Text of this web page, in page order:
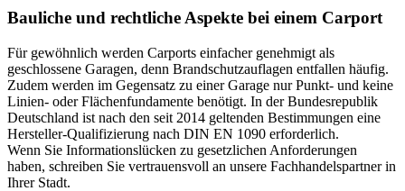
Bauliche und rechtliche Aspekte bei einem Carport
Für gewöhnlich werden Carports einfacher genehmigt als
geschlossene Garagen, denn Brandschutzauflagen entfallen häufig.
Zudem werden im Gegensatz zu einer Garage nur Punkt- und keine
Linien- oder Flächenfundamente benötigt. In der Bundesrepublik
Deutschland ist nach den seit 2014 geltenden Bestimmungen eine
Hersteller-Qualifizierung nach DIN EN 1090 erforderlich.
Wenn Sie Informationslücken zu gesetzlichen Anforderungen
haben, schreiben Sie vertrauensvoll an unsere Fachhandelspartner in
Ihrer Stadt.